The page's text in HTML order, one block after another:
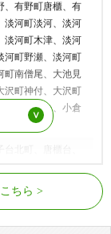
、有野町唐櫃、有
淡河町淡河、淡河
淡河町木津、淡河
河町野瀬、淡河町
町南僧尾、大池見
沢町神付、大沢町
原、大脇台、小倉
尾台、鈴蘭台東
北町、星和台、惣
蘭台駅、山の街駅、箕
ちら